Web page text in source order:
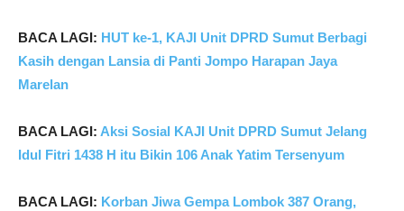
BACA LAGI: HUT ke-1, KAJI Unit DPRD Sumut Berbagi
Kasih dengan Lansia di Panti Jompo Harapan Jaya
Marelan
BACA LAGI: Aksi Sosial KAJI Unit DPRD Sumut Jelang
Idul Fitri 1438 H itu Bikin 106 Anak Yatim Tersenyum
BACA LAGI: Korban Jiwa Gempa Lombok 387 Orang,